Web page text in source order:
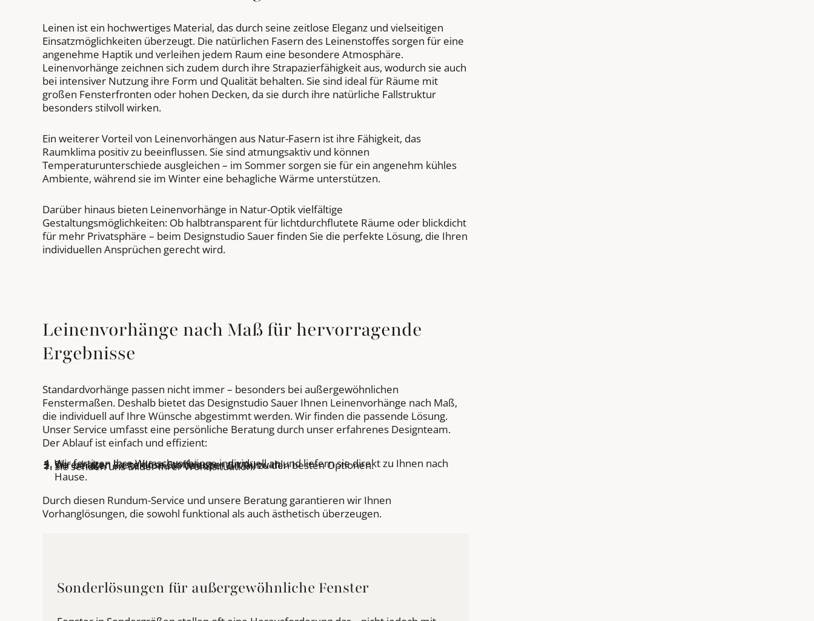
Leinen ist ein hochwertiges Material, das durch seine zeitlose Eleganz und vielseitigen
Einsatzmöglichkeiten überzeugt. Die natürlichen Fasern des Leinenstoffes sorgen für eine
angenehme Haptik und verleihen jedem Raum eine besondere Atmosphäre.
Leinenvorhänge zeichnen sich zudem durch ihre Strapazierfähigkeit aus, wodurch sie auch
bei intensiver Nutzung ihre Form und Qualität behalten. Sie sind ideal für Räume mit
großen Fensterfronten oder hohen Decken, da sie durch ihre natürliche Fallstruktur
besonders stilvoll wirken.
Ein weiterer Vorteil von Leinenvorhängen aus Natur-Fasern ist ihre Fähigkeit, das
Raumklima positiv zu beeinflussen. Sie sind atmungsaktiv und können
Temperaturunterschiede ausgleichen – im Sommer sorgen sie für ein angenehm kühles
Ambiente, während sie im Winter eine behagliche Wärme unterstützen.
Darüber hinaus bieten Leinenvorhänge in Natur-Optik vielfältige
Gestaltungsmöglichkeiten: Ob halbtransparent für lichtdurchflutete Räume oder blickdicht
für mehr Privatsphäre – beim Designstudio Sauer finden Sie die perfekte Lösung, die Ihren
individuellen Ansprüchen gerecht wird.
Leinenvorhänge nach Maß für hervorragende
Ergebnisse
Standardvorhänge passen nicht immer – besonders bei außergewöhnlichen
Fenstermaßen. Deshalb bietet das Designstudio Sauer Ihnen Leinenvorhänge nach Maß,
die individuell auf Ihre Wünsche abgestimmt werden. Wir finden die passende Lösung.
Unser Service umfasst eine persönliche Beratung durch unser erfahrenes Designteam.
Der Ablauf ist einfach und effizient:
Sie senden uns Bilder Ihrer Wohnsituation.
Wir beraten Sie telefonisch oder per E-Mail zu den besten Optionen.
Sie erhalten kostenlose Stoffmuster zur Auswahl.
Wir fertigen Ihre Wunschvorhänge individuell an und liefern sie direkt zu Ihnen nach
Hause.
Durch diesen Rundum-Service und unsere Beratung garantieren wir Ihnen
Vorhanglösungen, die sowohl funktional als auch ästhetisch überzeugen.
Sonderlösungen für außergewöhnliche Fenster